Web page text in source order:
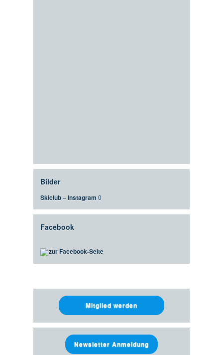
Bilder
Skiclub – Instagram 0
Facebook
zur Facebook-Seite
Mitglied werden
Newsletter Anmeldung